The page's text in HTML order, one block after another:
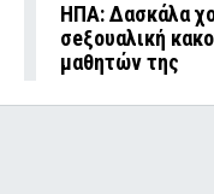
ΗΠΑ: Δασκάλα
σeξουαλική
μαθητών της